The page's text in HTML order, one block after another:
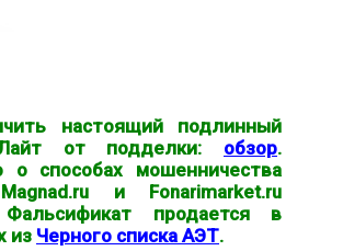
настоящий подлинный
Лайт от подделки: обзор.
о способах мошенничества
и Fonarimarket.ru
продается в
из Черного списка АЭТ.